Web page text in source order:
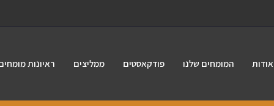
אודות המומחים שלנו פודקאסטים ממליצים ראיונות